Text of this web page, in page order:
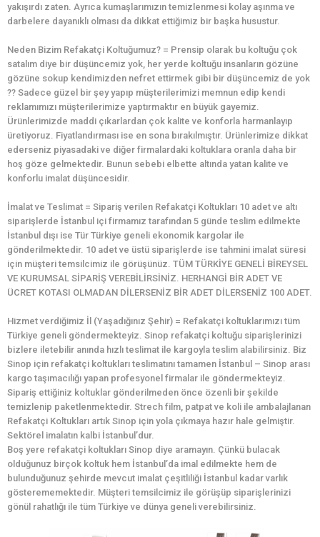
yakışırdı zaten. Ayrıca kumaşlarımızın temizlenmesi kolay aşınma ve
darbelere dayanıklı olması da dikkat ettiğimiz bir başka husustur.
Neden Bizim Refakatçi Koltuğumuz? = Prensip olarak bu koltuğu çok
satalım diye bir düşüncemiz yok, her yerde koltuğu insanların gözüne
gözüne sokup kendimizden nefret ettirmek gibi bir düşüncemiz de yok
?? Sadece güzel bir şey yapıp müşterilerimizi memnun edip kendi
reklamımızı müşterilerimize yaptırmaktır en büyük gayemiz.
Ürünlerimizde maddi çıkarlardan çok kalite ve konforla harmanlayıp
üretiyoruz. Fiyatlandırması ise en sona bırakılmıştır. Ürünlerimize dikkat
ederseniz piyasadaki ve diğer firmalardaki koltuklara oranla daha bir
hoş göze gelmektedir. Bunun sebebi elbette altında yatan kalite ve
konforlu imalat düşüncesidir.
İmalat ve Teslimat = Sipariş verilen Refakatçi Koltukları 10 adet ve altı
siparişlerde İstanbul içi firmamız tarafından 5 günde teslim edilmekte
İstanbul dışı ise Tür Türkiye geneli ekonomik kargolar ile
gönderilmektedir. 10 adet ve üstü siparişlerde ise tahmini imalat süresi
için müşteri temsilcimiz ile görüşünüz. TÜM TÜRKİYE GENELİ BİREYSEL
VE KURUMSAL SİPARİŞ VEREBİLİRSİNİZ. HERHANGİ BİR ADET VE
ÜCRET KOTASI OLMADAN DİLERSENİZ BİR ADET DİLERSENİZ 100 ADET.
Hizmet verdiğimiz İl (Yaşadığınız Şehir) = Refakatçi koltuklarımızı tüm
Türkiye geneli göndermekteyiz. Sinop refakatçi koltuğu siparişlerinizi
bizlere iletebilir anında hızlı teslimat ile kargoyla teslim alabilirsiniz. Biz
Sinop için refakatçi koltukları teslimatını tamamen İstanbul – Sinop arası
kargo taşımacılığı yapan profesyonel firmalar ile göndermekteyiz.
Sipariş ettiğiniz koltuklar gönderilmeden önce özenli bir şekilde
temizlenip paketlenmektedir. Strech film, patpat ve koli ile ambalajlanan
Refakatçi Koltukları artık Sinop için yola çıkmaya hazır hale gelmiştir.
Sektörel imalatın kalbi İstanbul’dur.
Boş yere refakatçi koltukları Sinop diye aramayın. Çünkü bulacak
olduğunuz birçok koltuk hem İstanbul’da imal edilmekte hem de
bulunduğunuz şehirde mevcut imalat çeşitliliği İstanbul kadar varlık
gösterememektedir. Müşteri temsilcimiz ile görüşüp siparişlerinizi
gönül rahatlığı ile tüm Türkiye ve dünya geneli verebilirsiniz.